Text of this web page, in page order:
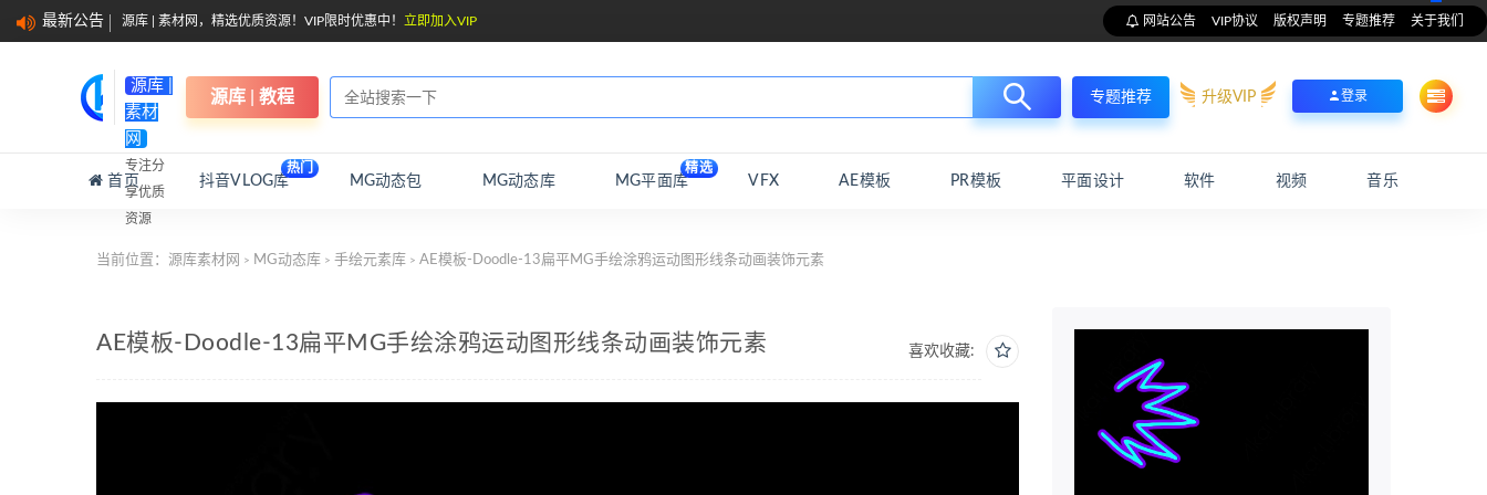
最新公告 源库 | 素材网，精选优质资源！VIP限时优惠中！ 立即加入VIP 网站公告 VIP协议 版权声明 专题推荐 关于我们
源库 |
素材
网
专注分
享优质
资源
源库 | 教程 专题推荐 升级VIP 登录
首页 抖音VLOG库
热门
MG动态包 MG动态库 MG平面库
精选
VFX AE模板 PR模板 平面设计 软件 视频 音乐
当前位置： 源库素材网 > MG动态库 > 手绘元素库 > AE模板-Doodle-13扁平MG手绘涂鸦运动图形线条动画装饰元素
喜欢收藏:
AE模板-Doodle-13扁平MG手绘涂鸦运动图形线条动画装饰元素